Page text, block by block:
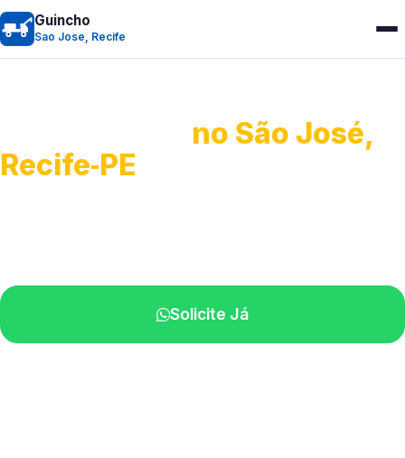
Guincho
Sao Jose, Recife
no São José,
Recife‑PE
Solicite Já